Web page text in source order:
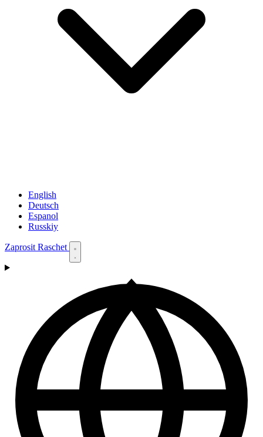
English
Deutsch
Espanol
Russkiy
Zaprosit Raschet